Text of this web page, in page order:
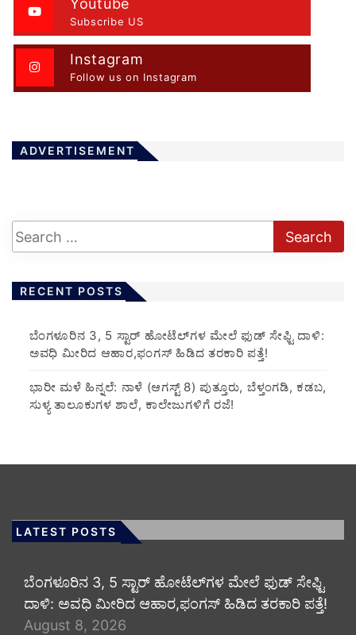
Youtube
Subscribe US
Instagram
Follow us on Instagram
ADVERTISEMENT
RECENT POSTS
​ಬೆಂಗಳೂರಿನ 3, 5 ಸ್ಟಾರ್ ಹೋಟೆಲ್‌ಗಳ ಮೇಲೆ ಫುಡ್ ಸೇಫ್ಟಿ ದಾಳಿ:
ಅವಧಿ ಮೀರಿದ ಆಹಾರ,ಫಂಗಸ್ ಹಿಡಿದ ತರಕಾರಿ ಪತ್ತೆ!
​ಭಾರೀ ಮಳೆ ಹಿನ್ನಲೆ: ನಾಳೆ (ಆಗಸ್ಟ್ 8) ಪುತ್ತೂರು, ಬೆಳ್ತಂಗಡಿ, ಕಡಬ,
ಸುಳ್ಯ ತಾಲೂಕುಗಳ ಶಾಲೆ, ಕಾಲೇಜುಗಳಿಗೆ ರಜೆ!
LATEST POSTS
​ಬೆಂಗಳೂರಿನ 3, 5 ಸ್ಟಾರ್ ಹೋಟೆಲ್‌ಗಳ ಮೇಲೆ ಫುಡ್ ಸೇಫ್ಟಿ
ದಾಳಿ: ಅವಧಿ ಮೀರಿದ ಆಹಾರ,ಫಂಗಸ್ ಹಿಡಿದ ತರಕಾರಿ ಪತ್ತೆ!
August 8, 2026